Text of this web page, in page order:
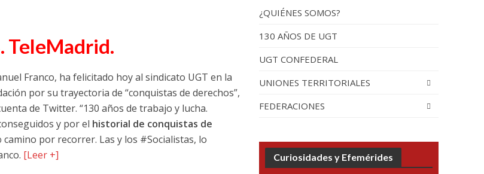
por Franco por sus editoriales de prensa
la exposición 130 aniversario con la que UGT comenzó su recorrido por España
TeleMadrid.
Franco, ha felicitado hoy al sindicato UGT en la
por su trayectoria de “conquistas de derechos”,
de Twitter. “130 años de trabajo y lucha.
y por el historial de conquistas de
camino por recorrer. Las y los #Socialistas, lo
[Leer +]
¿QUIÉNES SOMOS?
130 AÑOS DE UGT
UGT CONFEDERAL
UNIONES TERRITORIALES
FEDERACIONES
Curiosidades y Efemérides